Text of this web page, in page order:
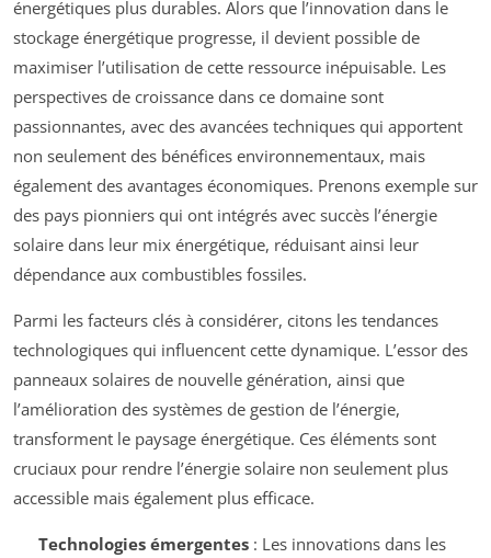
énergétiques plus durables. Alors que l’innovation dans le
stockage énergétique progresse, il devient possible de
maximiser l’utilisation de cette ressource inépuisable. Les
perspectives de croissance dans ce domaine sont
passionnantes, avec des avancées techniques qui apportent
non seulement des bénéfices environnementaux, mais
également des avantages économiques. Prenons exemple sur
des pays pionniers qui ont intégrés avec succès l’énergie
solaire dans leur mix énergétique, réduisant ainsi leur
dépendance aux combustibles fossiles.
Parmi les facteurs clés à considérer, citons les tendances
technologiques qui influencent cette dynamique. L’essor des
panneaux solaires de nouvelle génération, ainsi que
l’amélioration des systèmes de gestion de l’énergie,
transforment le paysage énergétique. Ces éléments sont
cruciaux pour rendre l’énergie solaire non seulement plus
accessible mais également plus efficace.
Technologies émergentes: Les innovations dans les